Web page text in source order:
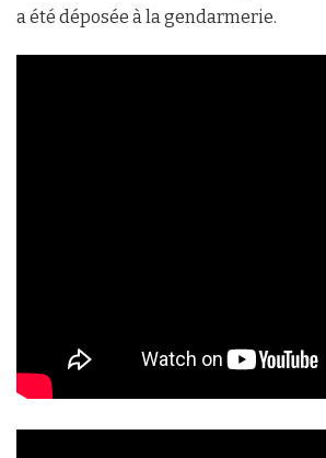
a été déposée à la gendarmerie.